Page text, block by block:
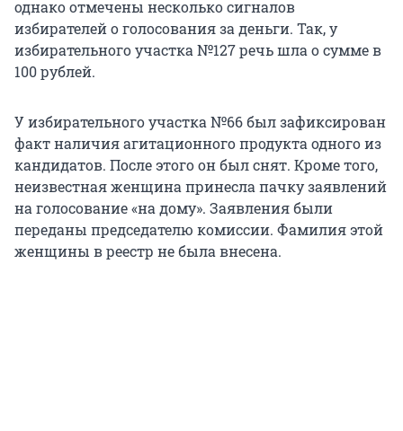
однако отмечены несколько сигналов
избирателей о голосования за деньги. Так, у
избирательного участка №127 речь шла о сумме в
100 рублей.
У избирательного участка №66 был зафиксирован
факт наличия агитационного продукта одного из
кандидатов. После этого он был снят. Кроме того,
неизвестная женщина принесла пачку заявлений
на голосование «на дому». Заявления были
переданы председателю комиссии. Фамилия этой
женщины в реестр не была внесена.